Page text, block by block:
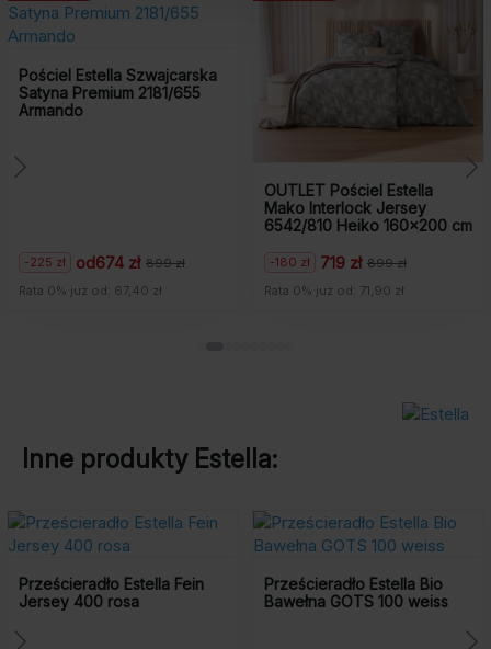
655
zł
OUTLET Pościel Estella
Mako Interlock Jersey
6542/810 Heiko 160×200 cm
Pierwotna
cena
719 zł
Aktualna
cena
-180 zł
Rata 0% już od: 71,90 zł
Pościel Estella
4454/530 Laurine
Pierwotna
cena
Aktualna
cena
-159 zł
Rata 0% już od: 37 zł
Inne produkty Estella:
Fein
Prześcieradło Estella Bio
Bawełna GOTS 100 weiss
Promocja!
Pościel Estella
7969/810 Orion